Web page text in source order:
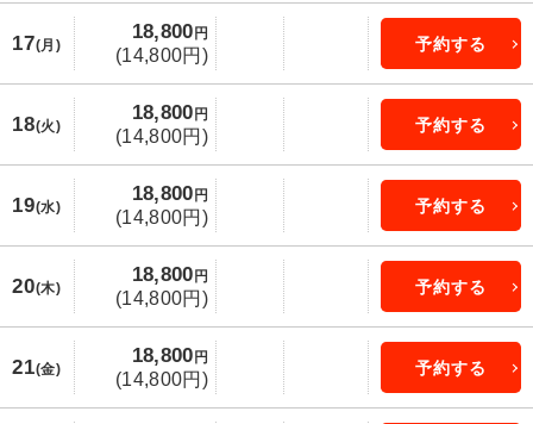
17(月)
18,800 円
(14,800円)
予約する
18(火)
18,800 円
(14,800円)
予約する
19(水)
18,800 円
(14,800円)
予約する
20(木)
18,800 円
(14,800円)
予約する
21(金)
18,800 円
(14,800円)
予約する